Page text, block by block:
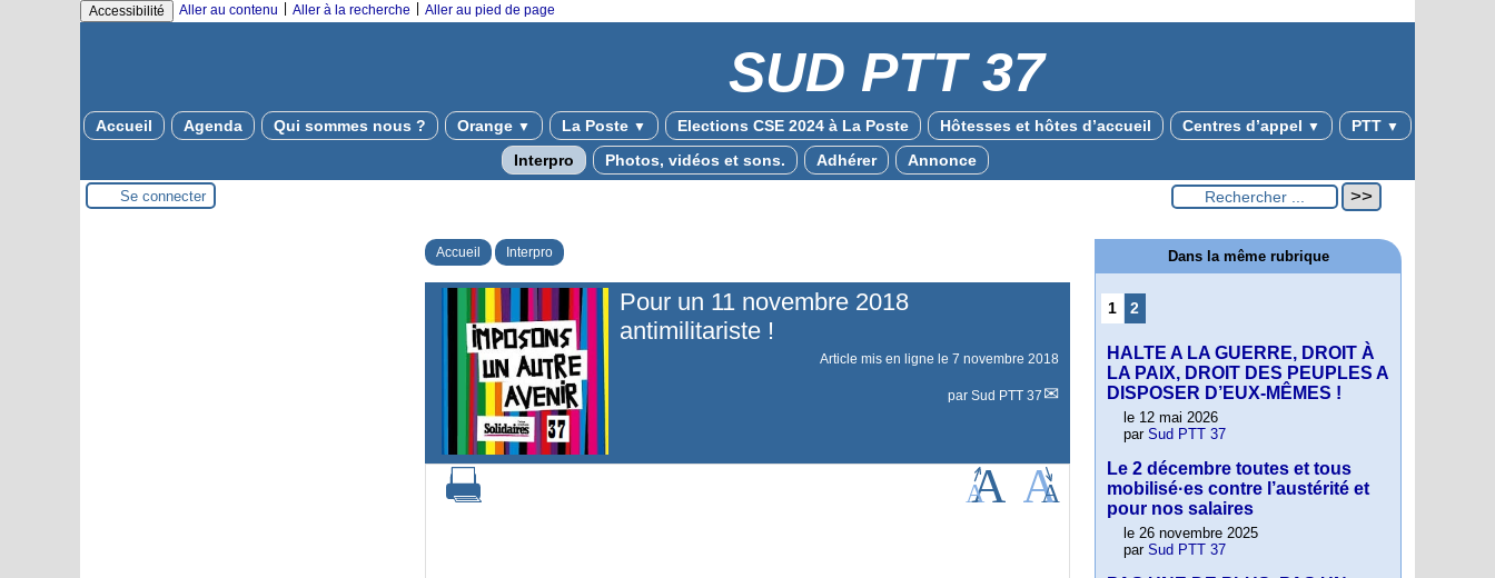
Accessibilité Aller au contenu Aller à la recherche Aller au pied de page
SUD PTT 37
Accueil Agenda Qui sommes nous ? Orange ▼ La Poste ▼ Elections CSE 2024 à La Poste Hôtesses et hôtes d’accueil Centres d’appel ▼ PTT ▼
Interpro Photos, vidéos et sons. Adhérer Annonce
Se connecter
Accueil Interpro
Pour un 11 novembre 2018
antimilitariste !
Article mis en ligne le 7 novembre 2018
par Sud PTT 37
Dans la même rubrique
1 2
HALTE A LA GUERRE, DROIT À
LA PAIX, DROIT DES PEUPLES A
DISPOSER D’EUX-MÊMES !
le 12 mai 2026
par Sud PTT 37
Le 2 décembre toutes et tous
mobilisé·es contre l’austérité et
pour nos salaires
le 26 novembre 2025
par Sud PTT 37